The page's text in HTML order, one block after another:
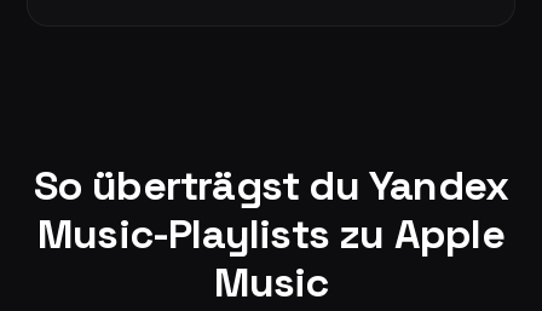
So überträgst du Yandex
Music-Playlists zu Apple
Music